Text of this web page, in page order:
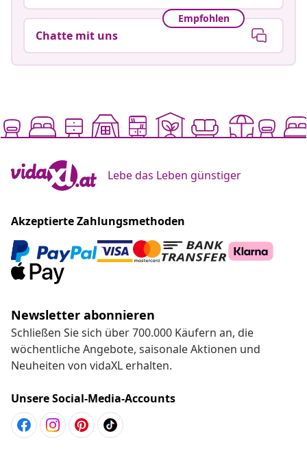
Empfohlen
Chatte mit uns
Lebe das Leben günstiger
Akzeptierte Zahlungsmethoden
Newsletter abonnieren
Schließen Sie sich über 700.000 Käufern an, die
wöchentliche Angebote, saisonale Aktionen und
Neuheiten von vidaXL erhalten.
Unsere Social-Media-Accounts